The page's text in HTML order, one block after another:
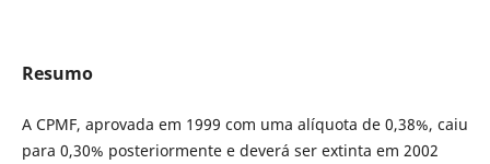
Resumo
A CPMF, aprovada em 1999 com uma alíquota de 0,38%, caiu
para 0,30% posteriormente e deverá ser extinta em 2002